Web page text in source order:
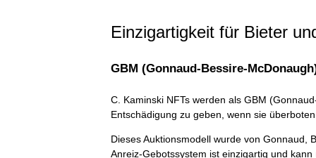
Einzigartigkeit für Bieter
GBM (Gonnaud-Bessire-
C. Kaminski NFTs werden als GBM
Entschädigung zu geben, wenn sie
Dieses Auktionsmodell wurde von Gonnaud,
Anreiz-Gebotssystem ist einzigartig und